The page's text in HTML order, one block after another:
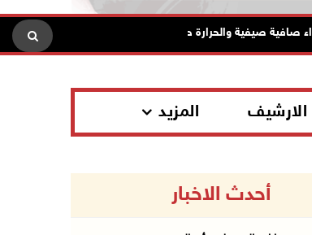
صيفية والحرارة حول معدلها العام محافظة
الارشيف المزيد
أحدث الاخبار